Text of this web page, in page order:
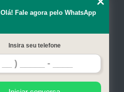
Missão
Serviços
Contato
Olá! Fale agora pelo WhatsApp
Insira seu telefone